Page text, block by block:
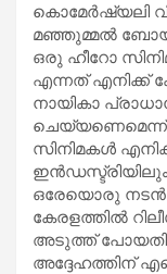
കൊമേർഷ്യലി
മഞ്ഞുമ്മൽ
ഒരു ഹീറോ
എന്നത് എനിക്ക്
നായികാ
സിനിമകൾ
ഇൻഡസ്ട്രിയിലും
ഒരേയൊരു
കേരളത്തിൽ
അടുത്ത് പോയതിന്
അദ്ദേഹത്തിന്